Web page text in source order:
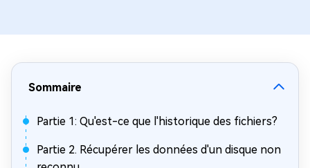
Sommaire
Partie 1: Qu'est-ce que l'historique des fichiers?
Partie 2. Récupérer les données d'un disque non